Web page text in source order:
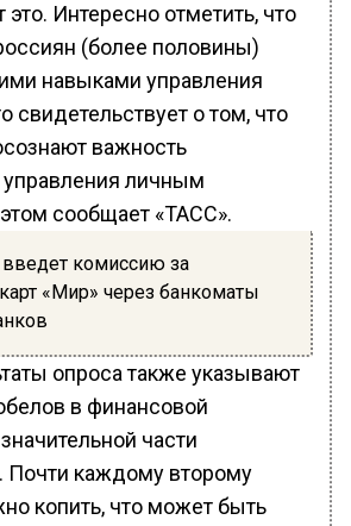
Интересно отметить, что
(более половины)
навыками управления
свидетельствует о том, что
важность
личным
сообщает «ТАСС».
комиссию за
«Мир» через банкоматы
опроса также указывают
в финансовой
части
Почти каждому второму
копить, что может быть